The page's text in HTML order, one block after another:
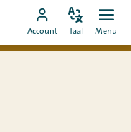
Ga
naar
Account
Pas
taal
Taal Menu